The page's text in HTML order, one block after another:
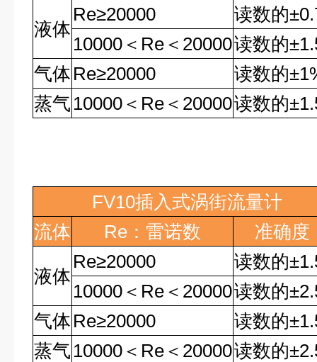
液体
Re≥20000 读数的
10000 ＜ Re ＜ 20000读数的
气体 Re≥20000 读数的
蒸气 10000 ＜ Re ＜ 20000读数的
FV10插入式涡街流量计
流体
Re ：雷诺数 准确度
液体
Re≥20000 读数的
10000 ＜ Re ＜ 20000读数的
气体 Re≥20000 读数的
蒸气 10000 ＜ Re ＜ 20000读数的